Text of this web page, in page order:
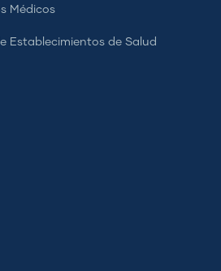
Médicos
Establecimientos de Salud